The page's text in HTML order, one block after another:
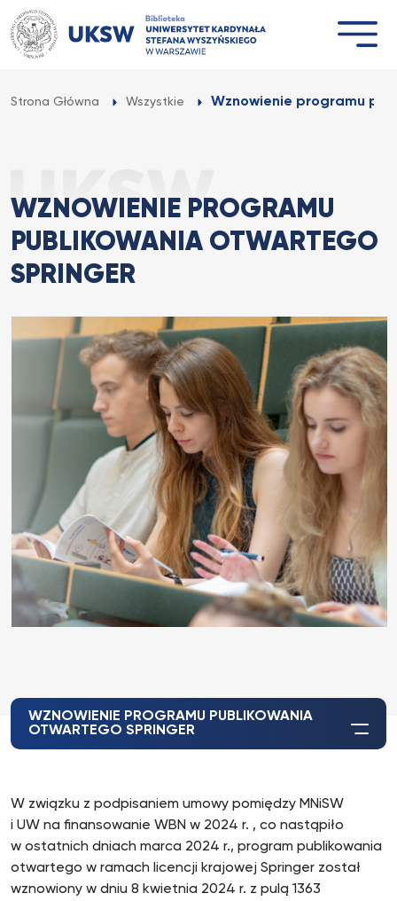
Przejdź
do
treści
Strona Główna Wszystkie Wznowienie programu
WZNOWIENIE PROGRAMU
PUBLIKOWANIA OTWARTEGO
SPRINGER
WZNOWIENIE PROGRAMU PUBLIKOWANIA
OTWARTEGO SPRINGER
W związku z podpisaniem umowy pomiędzy MNiSW
i UW na finansowanie WBN w 2024 r. , co nastąpiło
w ostatnich dniach marca 2024 r., program publikowania
otwartego w ramach licencji krajowej Springer został
wznowiony w dniu 8 kwietnia 2024 r. z pulą 1363